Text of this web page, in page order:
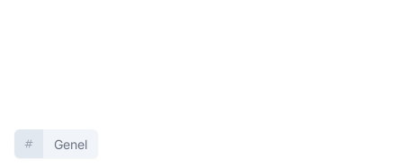
Genel